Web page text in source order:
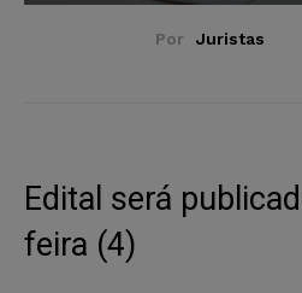
Por Juristas
Edital será
feira (4)